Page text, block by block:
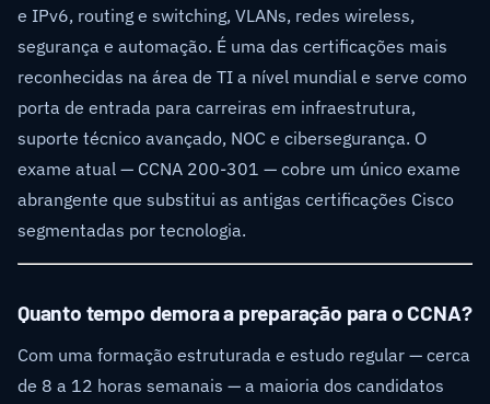
e IPv6, routing e switching, VLANs, redes wireless,
segurança e automação. É uma das certificações mais
reconhecidas na área de TI a nível mundial e serve como
porta de entrada para carreiras em infraestrutura,
suporte técnico avançado, NOC e cibersegurança. O
exame atual — CCNA 200-301 — cobre um único exame
abrangente que substitui as antigas certificações Cisco
segmentadas por tecnologia.
Quanto tempo demora a preparação para o CCNA?
Com uma formação estruturada e estudo regular — cerca
de 8 a 12 horas semanais — a maioria dos candidatos